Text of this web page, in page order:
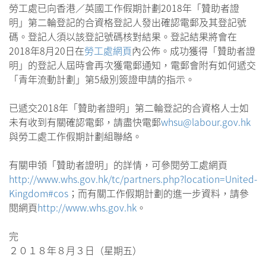
勞工處已向香港／英國工作假期計劃2018年「贊助者證
明」第二輪登記的合資格登記人發出確認電郵及其登記號
碼。登記人須以該登記號碼核對結果。登記結果將會在
2018年8月20日在勞工處網頁內公佈。成功獲得「贊助者證
明」的登記人屆時會再次獲電郵通知，電郵會附有如何遞交
「青年流動計劃」第5級別簽證申請的指示。
已遞交2018年「贊助者證明」第二輪登記的合資格人士如
未有收到有關確認電郵，請盡快電郵whsu@labour.gov.hk
與勞工處工作假期計劃組聯絡。
有關申領「贊助者證明」的詳情，可參閱勞工處網頁
http://www.whs.gov.hk/tc/partners.php?location=United-
Kingdom#cos ；而有關工作假期計劃的進一步資料，請參
閱網頁http://www.whs.gov.hk 。
完
２０１８年８月３日（星期五）